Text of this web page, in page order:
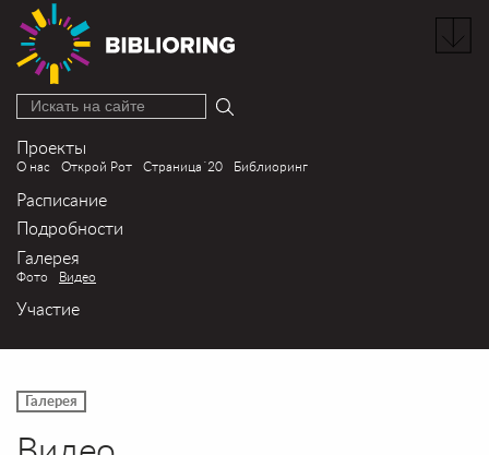
Искать на сайте
Проекты
О нас Открой Рот Страница´20 Библиоринг
Расписание
Подробности
Галерея
Фото Видео
Участие
Галерея